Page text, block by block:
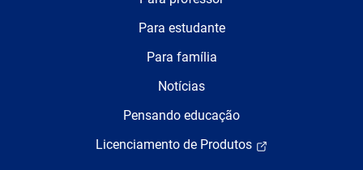
Para estudante
Para família
Notícias
Pensando educação
Licenciamento de Produtos